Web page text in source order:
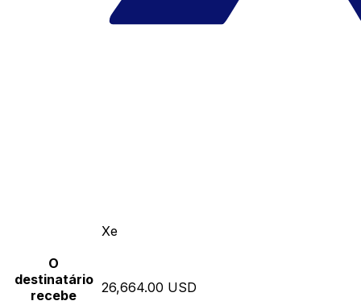
Xe
O
destinatário
recebe
26,664.00 USD